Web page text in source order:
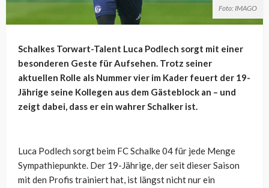
Foto: IMAGO
Schalkes Torwart-Talent Luca Podlech sorgt mit einer
besonderen Geste für Aufsehen. Trotz seiner
aktuellen Rolle als Nummer vier im Kader feuert der 19-
Jährige seine Kollegen aus dem Gästeblock an – und
zeigt dabei, dass er ein wahrer Schalker ist.
Luca Podlech sorgt beim FC Schalke 04 für jede Menge
Sympathiepunkte. Der 19-Jährige, der seit dieser Saison
mit den Profis trainiert hat, ist längst nicht nur ein